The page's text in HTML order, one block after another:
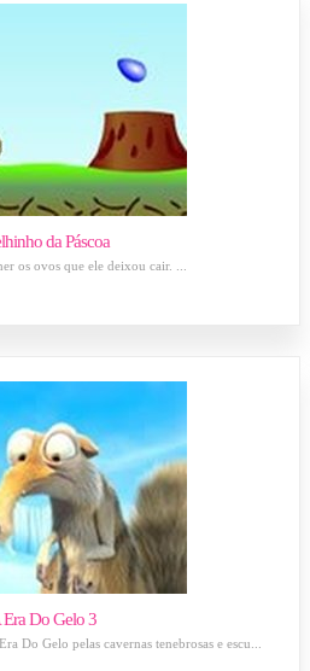
da Páscoa
os ovos que ele deixou cair. ...
Era Do Gelo 3
Do Gelo pelas cavernas tenebrosas e escu...